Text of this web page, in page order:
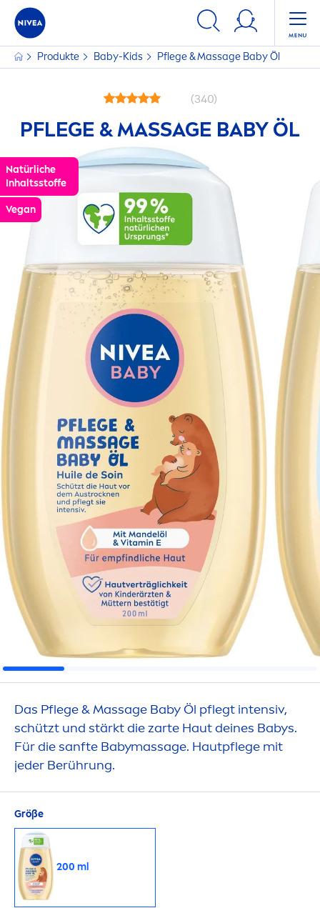
Produkte Baby-Kids Pflege & Massage Baby Öl
(340)
PFLEGE & MASSAGE BABY ÖL
Natürliche
Inhaltsstoffe
Vegan
Das Pflege & Massage Baby Öl pflegt intensiv,
schützt und stärkt die zarte Haut deines Babys.
Für die sanfte Babymassage. Hautpflege mit
jeder Berührung.
Größe
200 ml